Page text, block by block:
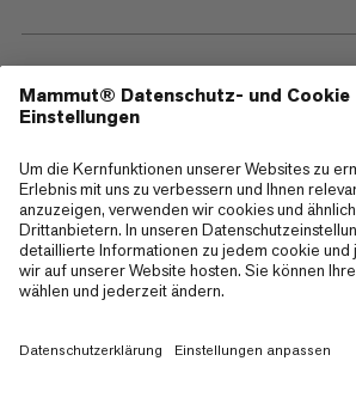
—
Sitemap
Cookies
Impressum